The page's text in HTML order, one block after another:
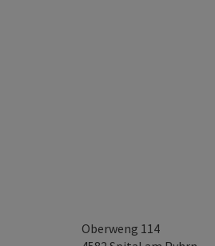
Oberweng 114